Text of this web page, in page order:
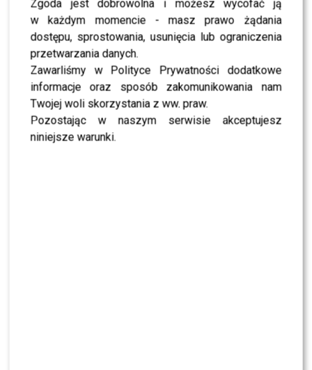
Zgoda jest dobrowolna i możesz wycofać ją
w każdym momencie - masz prawo żądania
dostępu, sprostowania, usunięcia lub ograniczenia
przetwarzania danych.
Zawarliśmy w Polityce Prywatności dodatkowe
informacje oraz sposób zakomunikowania nam
Twojej woli skorzystania z ww. praw.
Pozostając w naszym serwisie akceptujesz
niniejsze warunki.